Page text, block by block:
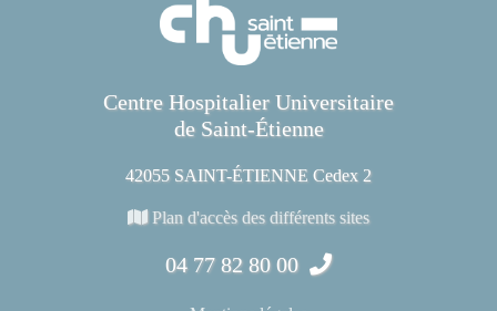
Centre Hospitalier Universitaire
de Saint-Étienne
42055 SAINT-ÉTIENNE Cedex 2
Plan d'accès des différents sites
04 77 82 80 00